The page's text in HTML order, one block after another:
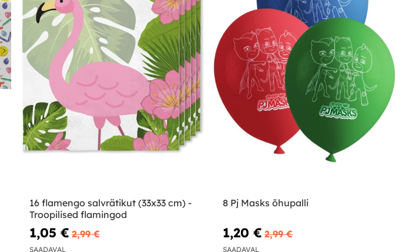
16 flamengo salvrätikut (33x33 cm) -
Troopilised flamingod
1,05 € 2,99 €
SAADAVAL
8 Pj Masks õhupalli
1,20 € 2,99 €
SAADAVAL